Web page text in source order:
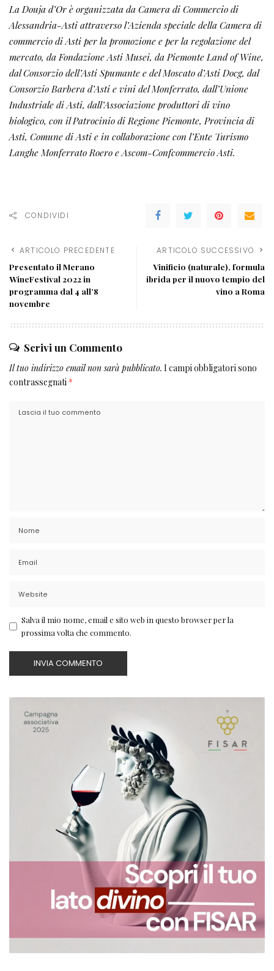
La Douja d’Or è organizzata da Camera di Commercio di
Alessandria-Asti attraverso l’Azienda speciale della Camera di
commercio di Asti per la promozione e per la regolazione del
mercato, da Fondazione Asti Musei, da Piemonte Land of Wine,
dal Consorzio dell’Asti Spumante e del Moscato d’Asti Docg, dal
Consorzio Barbera d’Asti e vini del Monferrato, dall’Unione
Industriale di Asti, dall’Associazione produttori di vino
biologico, con il Patrocinio di Regione Piemonte, Provincia di
Asti, Comune di Asti e in collaborazione con l’Ente Turismo
Langhe Monferrato Roero e Ascom-Confcommercio Asti.
CONDIVIDI
ARTICOLO PRECEDENTE
Presentato il Merano
WineFestival 2022 in
programma dal 4 all’8
novembre
ARTICOLO SUCCESSIVO
Vinificio (naturale), formula
ibrida per il nuovo tempio del
vino a Roma
Scrivi un Commento
Il tuo indirizzo email non sarà pubblicato. I campi obbligatori sono
contrassegnati *
Salva il mio nome, email e sito web in questo browser per la
prossima volta che commento.